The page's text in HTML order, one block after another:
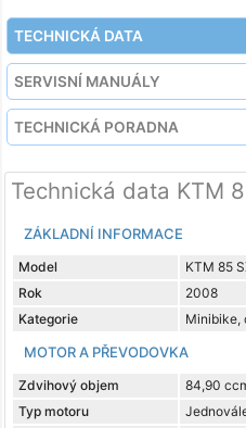
TECHNICKÁ DATA
SERVISNÍ MANUÁLY
TECHNICKÁ PORADNA
Technická data KTM
ZÁKLADNÍ INFORMACE
Model
KTM 85
Rok
2008
Kategorie
Minibike,
MOTOR A PŘEVODOVKA
Zdvihový objem
84,90
Typ motoru